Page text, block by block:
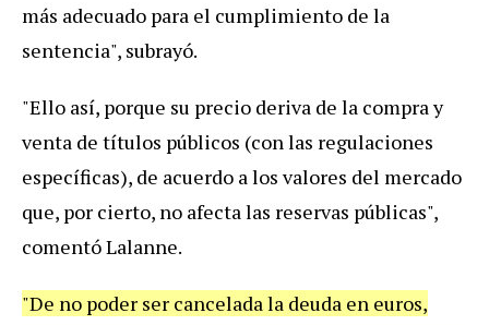
más adecuado para el cumplimiento de la
sentencia", subrayó.
"Ello así, porque su precio deriva de la compra y
venta de títulos públicos (con las regulaciones
específicas), de acuerdo a los valores del mercado
que, por cierto, no afecta las reservas públicas",
comentó Lalanne.
"De no poder ser cancelada la deuda en euros,